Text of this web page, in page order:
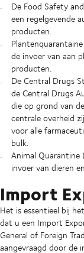
De Food Safety
een regelgevende
producten.
de invoer van aan
producten.
De Central Drugs
de Central Drugs
die op grond van
centrale overheid
voor alle
bulk.
Animal Quarantine
invoer van dieren
Import
Het is essentieel bij
dat u een Import
General of Foreign
aangevraagd door de